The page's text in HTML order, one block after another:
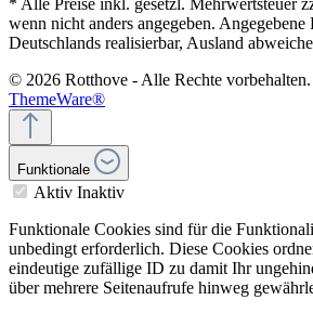
wenn nicht anders angegeben.
Deutschlands realisierbar, Ausland
© 2026 Rotthove - Alle Rechte
ThemeWare®
Funktionale
Aktiv Inaktiv
Funktionale Cookies sind für die
unbedingt erforderlich. Diese Cookies
eindeutige zufällige ID zu damit Ihr
über mehrere Seitenaufrufe hinweg